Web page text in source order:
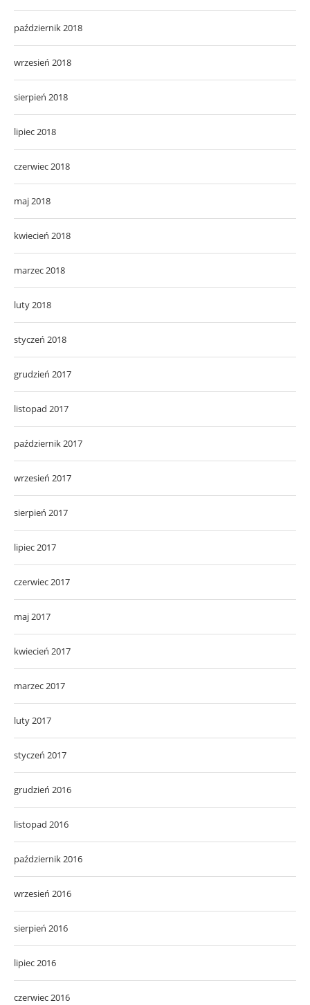
październik 2018
wrzesień 2018
sierpień 2018
lipiec 2018
czerwiec 2018
maj 2018
kwiecień 2018
marzec 2018
luty 2018
styczeń 2018
grudzień 2017
listopad 2017
październik 2017
wrzesień 2017
sierpień 2017
lipiec 2017
czerwiec 2017
maj 2017
kwiecień 2017
marzec 2017
luty 2017
styczeń 2017
grudzień 2016
listopad 2016
październik 2016
wrzesień 2016
sierpień 2016
lipiec 2016
czerwiec 2016